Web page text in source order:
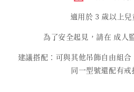
適用於 3 歲以上兒
為了安全起見，請在 成人
建議搭配：可與其他吊飾自由組
同一型號還配有戒